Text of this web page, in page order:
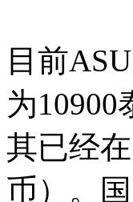
目前
为
其已经
币）。